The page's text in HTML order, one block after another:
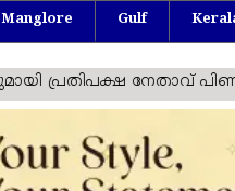
Manglore Gulf